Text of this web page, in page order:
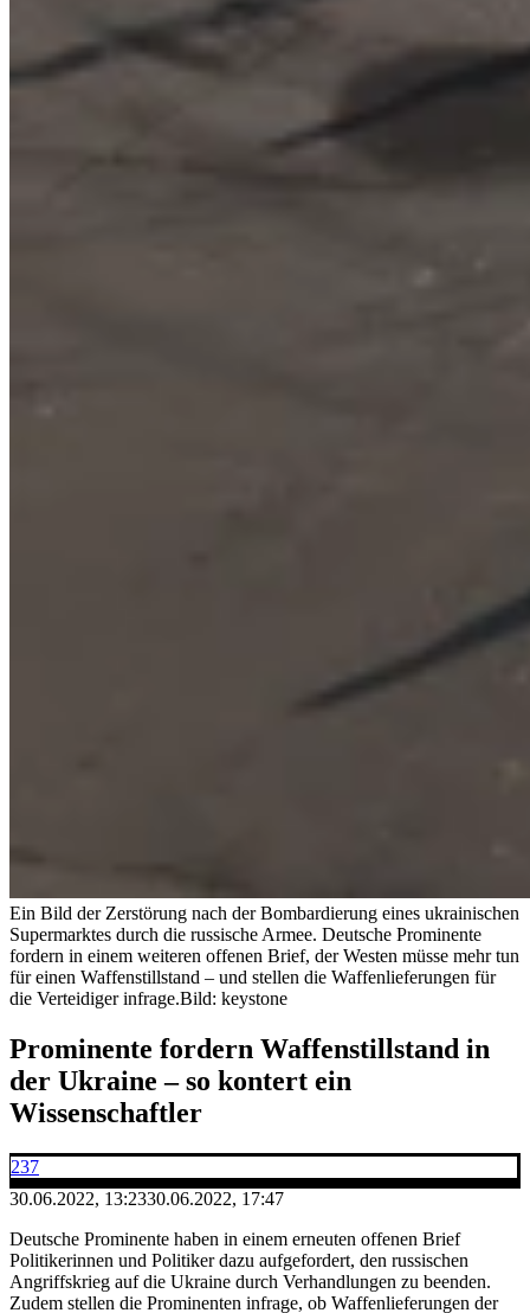
Ein Bild der Zerstörung nach der Bombardierung eines ukrainischen
Supermarktes durch die russische Armee. Deutsche Prominente
fordern in einem weiteren offenen Brief, der Westen müsse mehr tun
für einen Waffenstillstand – und stellen die Waffenlieferungen für
die Verteidiger infrage.Bild: keystone
Prominente fordern Waffenstillstand in
der Ukraine – so kontert ein
Wissenschaftler
237
30.06.2022, 13:2330.06.2022, 17:47
Deutsche Prominente haben in einem erneuten offenen Brief
Politikerinnen und Politiker dazu aufgefordert, den russischen
Angriffskrieg auf die Ukraine durch Verhandlungen zu beenden.
Zudem stellen die Prominenten infrage, ob Waffenlieferungen der